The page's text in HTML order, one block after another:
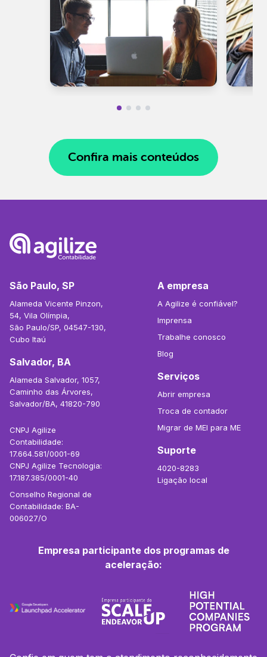
Confira mais conteúdos
São Paulo, SP
Alameda Vicente Pinzon,
54, Vila Olímpia,
São Paulo/SP, 04547-130,
Cubo Itaú
Salvador, BA
Alameda Salvador, 1057,
Caminho das Árvores,
Salvador/BA, 41820-790
CNPJ Agilize
Contabilidade:
17.664.581/0001-69
CNPJ Agilize Tecnologia:
17.187.385/0001-40
Conselho Regional de
Contabilidade: BA-
006027/O
A empresa
A Agilize é confiável?
Imprensa
Trabalhe conosco
Blog
Serviços
Abrir empresa
Troca de contador
Migrar de MEI para ME
Suporte
4020-8283
Ligação local
Empresa participante dos programas de
aceleração: